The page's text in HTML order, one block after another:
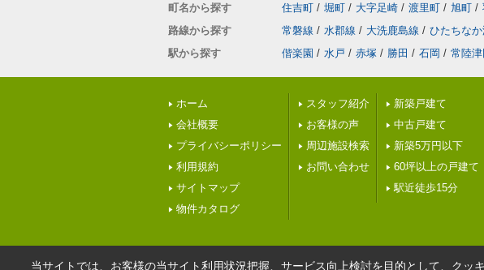
町名から探す
住吉町 / 堀町 / 大字足崎 / 渡里町 / 旭町 /
路線から探す
常磐線 / 水郡線 / 大洗鹿島線 / ひたちな
駅から探す
偕楽園 / 水戸 / 赤塚 / 勝田 / 石岡 / 常陸津
ホーム
会社概要
プライバシーポリシー
利用規約
サイトマップ
物件カタログ
スタッフ紹介
お客様の声
周辺施設検索
お問い合わせ
新築戸建て
中古戸建て
新築5万円以下
60坪以上の戸建て
駅近徒歩15分
当サイトでは、お客様の当サイト利用状況把握、サービス向上検討を目的として、クッ